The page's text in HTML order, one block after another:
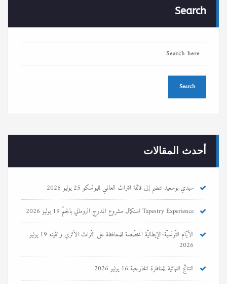
Search
أحدث المقالات
سيدي بوسعيد تنضم إلى قائمة التراث العالمي لليونسكو25 يوليو 2026
Tapestry Experience استكمال مشروع المدرج الروماني بالجمّ
19 يوليو 2026
الأيّام التّونسيّة-الإيطاليّة المخصّصة للمحافظة على التّراث الأثري و تثمينه
19 يوليو
2026
النتائج النهائية للمناظرة الخارجية16 يوليو 2026